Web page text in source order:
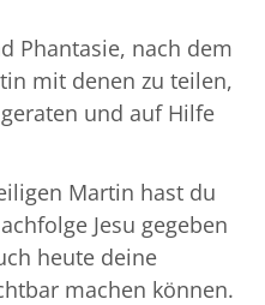
Phantasie, nach dem
mit denen zu teilen,
und auf Hilfe
Martin hast du
Jesu gegeben
heute deine
machen können.